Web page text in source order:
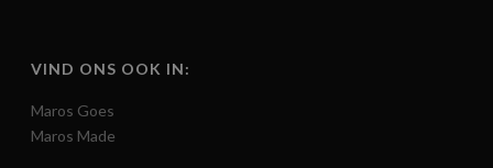
VIND ONS OOK IN:
Maros Goes
Maros Made